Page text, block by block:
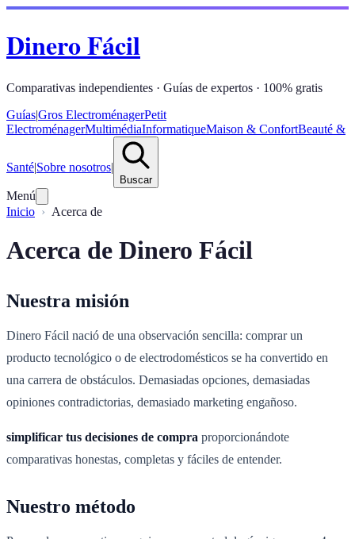
Dinero Fácil
Comparativas independientes · Guías de expertos · 100% gratis
Guías|Gros ElectroménagerPetit
ElectroménagerMultimédiaInformatiqueMaison & ConfortBeauté &
Santé|Sobre nosotros|
Buscar
Menú
Inicio
Acerca de
Acerca de Dinero Fácil
Nuestra misión
Dinero Fácil nació de una observación sencilla: comprar un
producto tecnológico o de electrodomésticos se ha convertido en
una carrera de obstáculos. Demasiadas opciones, demasiadas
opiniones contradictorias, demasiado marketing engañoso.
simplificar tus decisiones de compra proporcionándote
comparativas honestas, completas y fáciles de entender.
Nuestro método